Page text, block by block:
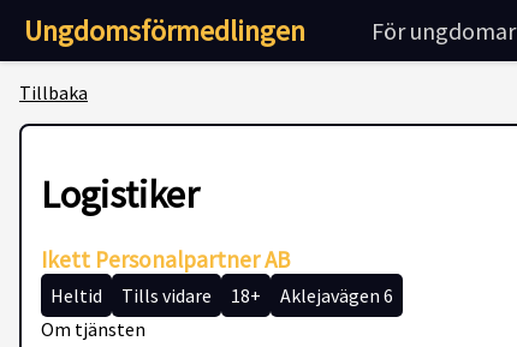
Ungdomsförmedlingen För ungdomar
Tillbaka
Logistiker
Ikett Personalpartner AB
Heltid Tills vidare 18+
Aklejavägen 6
Om tjänsten